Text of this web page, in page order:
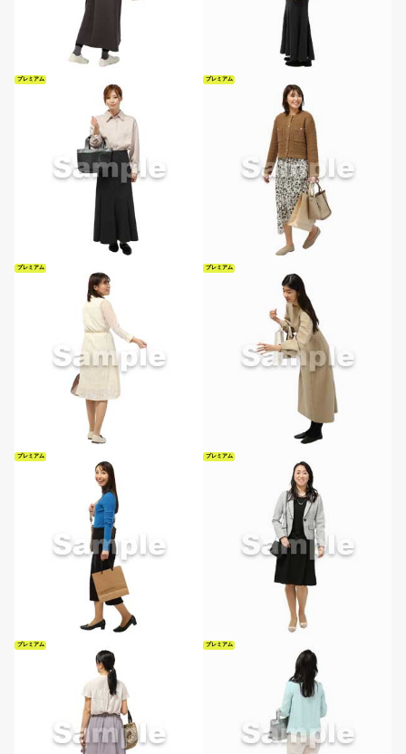
プレミアム プレミアム
プレミアム プレミアム
プレミアム プレミアム
プレミアム プレミアム